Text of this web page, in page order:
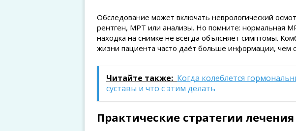
Обследование может включать неврологический
рентген, МРТ или анализы. Но помните: нормальная
находка на снимке не всегда объясняет симптомы.
жизни пациента часто даёт больше информации, чем
Читайте также: Когда колеблется
суставы и что с этим делать
Практические стратегии